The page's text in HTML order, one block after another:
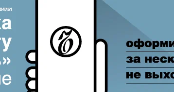
Реклама в «Ъ» www.kommersant.ru/ad